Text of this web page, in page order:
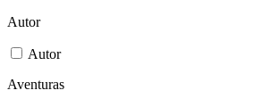
Autor
Autor
Aventuras